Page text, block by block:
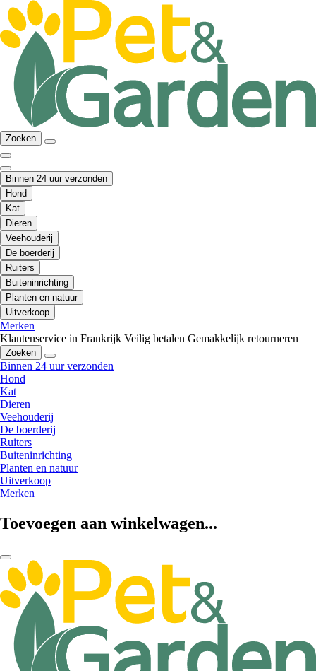
Zoeken
Binnen 24 uur verzonden
Hond
Kat
Dieren
Veehouderij
De boerderij
Ruiters
Buiteninrichting
Planten en natuur
Uitverkoop
Merken
Klantenservice in Frankrijk Veilig betalen Gemakkelijk retourneren
Zoeken
Binnen 24 uur verzonden
Hond
Kat
Dieren
Veehouderij
De boerderij
Ruiters
Buiteninrichting
Planten en natuur
Uitverkoop
Merken
Toevoegen aan winkelwagen...